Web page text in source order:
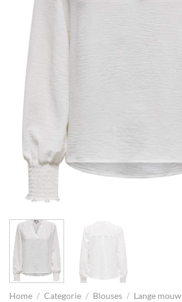
Home / Categorie / Blouses / Lange mouw